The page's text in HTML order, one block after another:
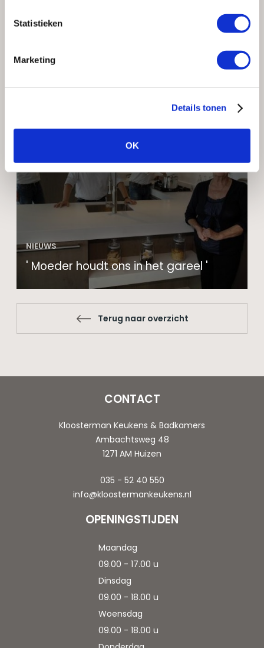
Statistieken
Marketing
Details tonen
OK
De eerste spiegel die tegelijk voor en
NIEUWS
' Moeder houdt ons in het gareel '
Terug naar overzicht
CONTACT
Kloosterman Keukens & Badkamers
Ambachtsweg 48
1271 AM Huizen
035 - 52 40 550
info@kloostermankeukens.nl
OPENINGSTIJDEN
Maandag
09.00 - 17.00 u
Dinsdag
09.00 - 18.00 u
Woensdag
09.00 - 18.00 u